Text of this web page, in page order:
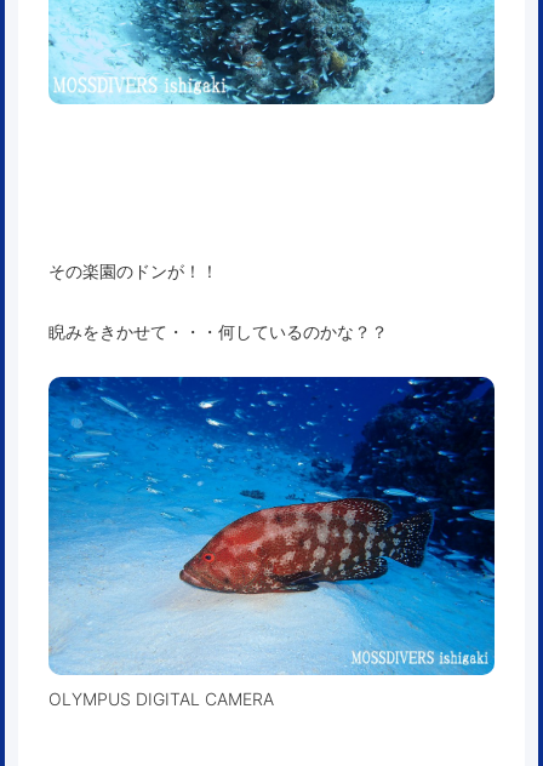
その楽園のドンが！！
睨みをきかせて・・・何しているのかな？？
OLYMPUS DIGITAL CAMERA